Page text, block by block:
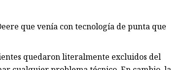
que venía con tecnología de punta que
quedaron literalmente excluidos del